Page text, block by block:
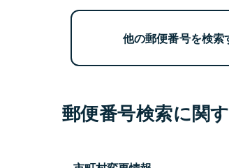
他の郵便番号を検索
郵便番号検索に関